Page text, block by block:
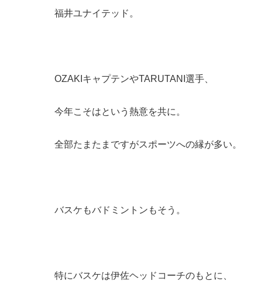
福井ユナイテッド。
OZAKIキャプテンやTARUTANI選手、
今年こそはという熱意を共に。
全部たまたまですがスポーツへの縁が多い。
バスケもバドミントンもそう。
特にバスケは伊佐ヘッドコーチのもとに、